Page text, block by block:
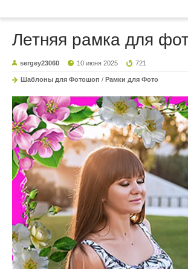
Летняя рамка для
sergey23060 10 июня 2025 721
Шаблоны для Фотошоп / Рамки для Фото